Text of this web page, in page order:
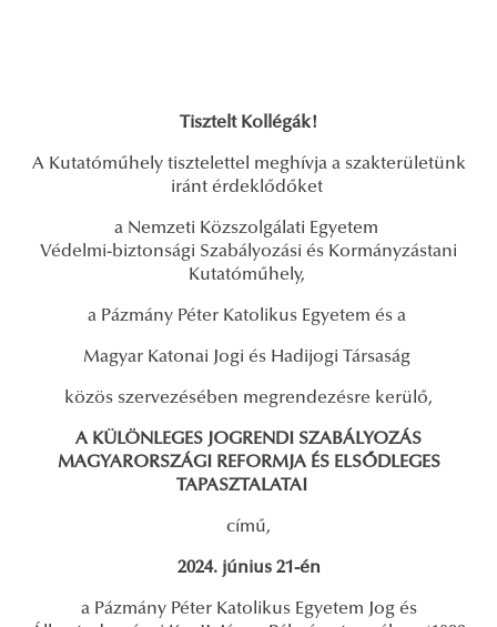
Tisztelt Kollégák!
A Kutatóműhely tisztelettel meghívja a szakterületünk
iránt érdeklődőket
a Nemzeti Közszolgálati Egyetem
Védelmi-biztonsági Szabályozási és Kormányzástani
Kutatóműhely,
a Pázmány Péter Katolikus Egyetem és a
Magyar Katonai Jogi és Hadijogi Társaság
közös szervezésében megrendezésre kerülő,
A KÜLÖNLEGES JOGRENDI SZABÁLYOZÁS
MAGYARORSZÁGI REFORMJA ÉS ELSŐDLEGES
TAPASZTALATAI
című,
2024. június 21-én
a Pázmány Péter Katolikus Egyetem Jog és